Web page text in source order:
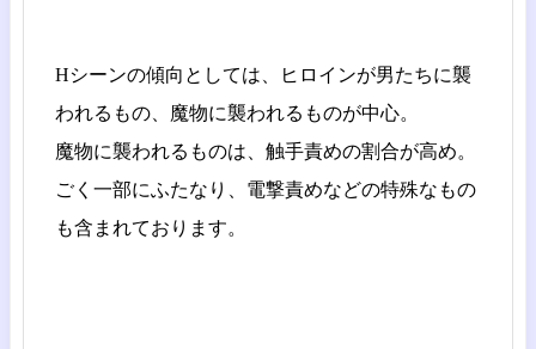
Hシーンの傾向としては、ヒロインが男たちに襲
われるもの、魔物に襲われるものが中心。
魔物に襲われるものは、触手責めの割合が高め。
ごく一部にふたなり、電撃責めなどの特殊なもの
も含まれております。